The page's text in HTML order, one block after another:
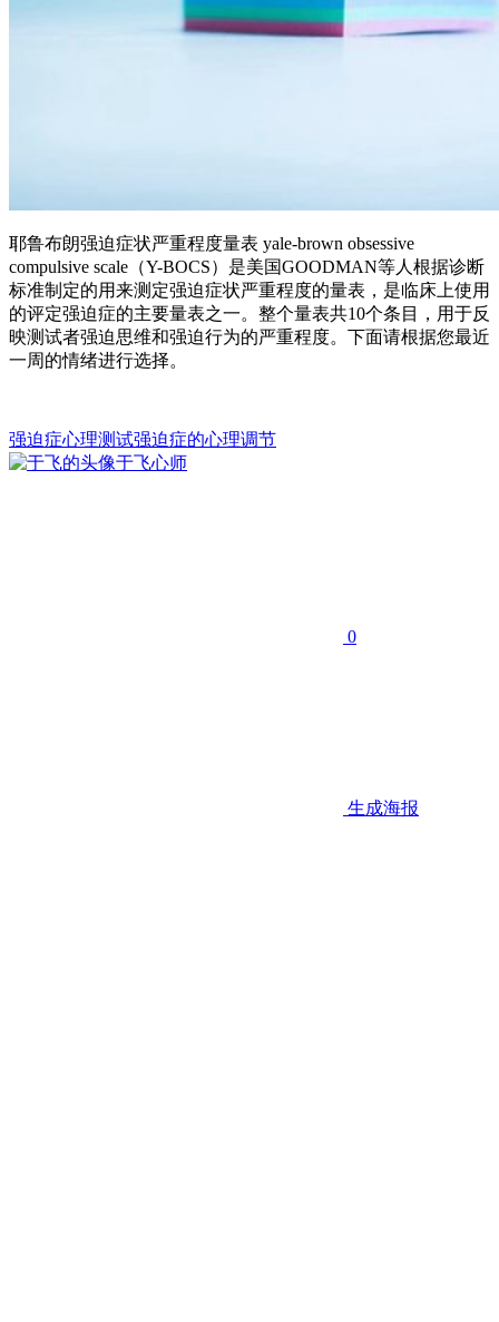
耶鲁布朗强迫症状严重程度量表 yale-brown obsessive
compulsive scale（Y-BOCS）是美国GOODMAN等人根据诊断
标准制定的用来测定强迫症状严重程度的量表，是临床上使用
的评定强迫症的主要量表之一。整个量表共10个条目，用于反
映测试者强迫思维和强迫行为的严重程度。下面请根据您最近
一周的情绪进行选择。
强迫症心理测试强迫症的心理调节
于飞心师
0
生成海报